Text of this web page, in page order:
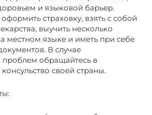
и языковой барьер.
страховку, взять с собой
выучить несколько
местном языке и иметь при себе
В случае
проблем обращайтесь в
своей страны.